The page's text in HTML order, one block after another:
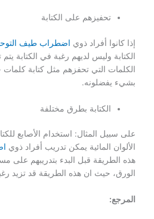
تحفيزهم على الكتابة
إذا كانوا أفراد ذوي اضطراب طيف
الكتابة وليس لديهم رغبة في الكتابة
الكلمات التي تحفزهم مثل كتابة
بشيء يفضلونه.
الكتابة بطرق مختلفة
على سبيل المثال: استخدام الأصابع
الألوان المائية يمكن تدريب أفراد ذوي
هذه الطريقة قبل البدء بتدريبهم على
الورق، حيث ان هذه الطريقة قد تزيد
المرجع: